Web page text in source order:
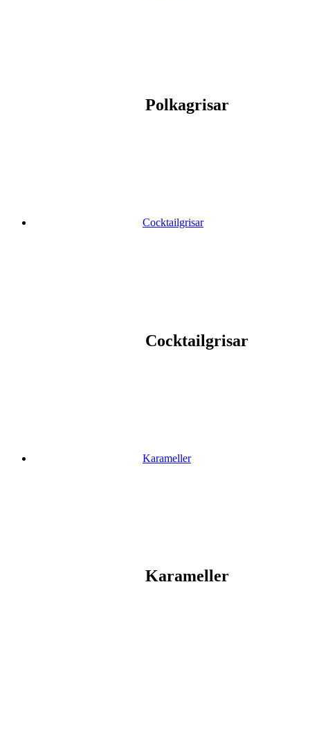
Polkagrisar
Cocktailgrisar
Cocktailgrisar
Karameller
Karameller